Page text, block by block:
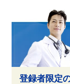
登録者限定